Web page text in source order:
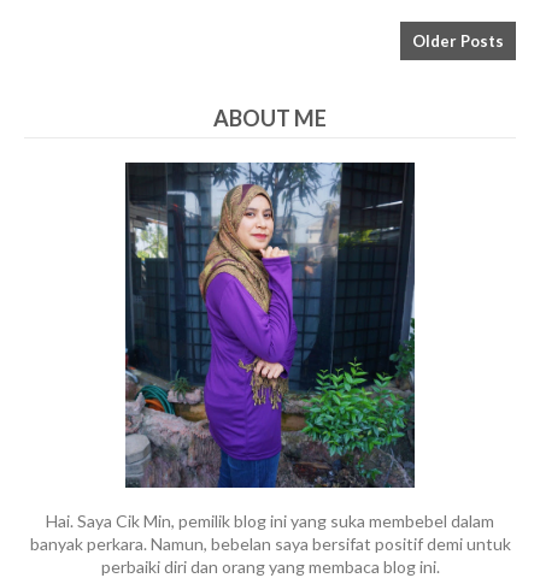
Older Posts
ABOUT ME
Hai. Saya Cik Min, pemilik blog ini yang suka membebel dalam
banyak perkara. Namun, bebelan saya bersifat positif demi untuk
perbaiki diri dan orang yang membaca blog ini.